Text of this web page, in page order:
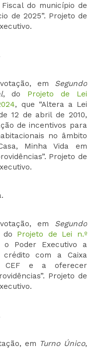
do município de
de 2025”. Projeto de
em Segundo
, do Projeto de Lei
, que “Altera a Lei
12 de abril de 2010,
de incentivos para
no âmbito
Minha Vida em
Projeto de
em Segundo
do Projeto de Lei n.º
o Poder Executivo a
com a Caixa
CEF e a oferecer
Projeto de
em Turno Único,